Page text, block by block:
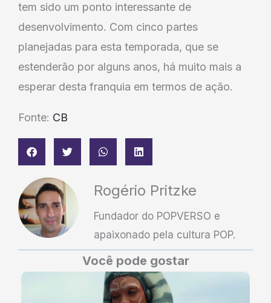
tem sido um ponto interessante de
desenvolvimento. Com cinco partes
planejadas para esta temporada, que se
estenderão por alguns anos, há muito mais a
esperar desta franquia em termos de ação.
Fonte: CB
Rogério Pritzke
Fundador do POPVERSO e
apaixonado pela cultura POP.
Você pode gostar